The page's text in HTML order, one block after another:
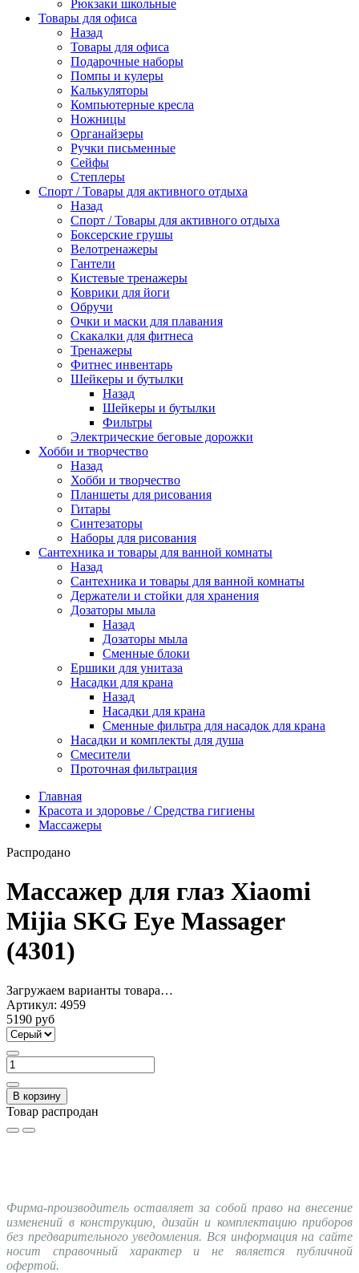
Рюкзаки школьные
Товары для офиса
Назад
Товары для офиса
Подарочные наборы
Помпы и кулеры
Калькуляторы
Компьютерные кресла
Ножницы
Органайзеры
Ручки письменные
Сейфы
Степлеры
Спорт / Товары для активного отдыха
Назад
Спорт / Товары для активного отдыха
Боксерские грушы
Велотренажеры
Гантели
Кистевые тренажеры
Коврики для йоги
Обручи
Очки и маски для плавания
Скакалки для фитнеса
Тренажеры
Фитнес инвентарь
Шейкеры и бутылки
Назад
Шейкеры и бутылки
Фильтры
Электрические беговые дорожки
Хобби и творчество
Назад
Хобби и творчество
Планшеты для рисования
Гитары
Синтезаторы
Наборы для рисования
Сантехника и товары для ванной комнаты
Назад
Сантехника и товары для ванной комнаты
Держатели и стойки для хранения
Дозаторы мыла
Назад
Дозаторы мыла
Сменные блоки
Ершики для унитаза
Насадки для крана
Назад
Насадки для крана
Сменные фильтра для насадок для крана
Насадки и комплекты для душа
Смесители
Проточная фильтрация
Главная
Красота и здоровье / Средства гигиены
Массажеры
Распродано
Массажер для глаз Xiaomi
Mijia SKG Eye Massager
(4301)
Загружаем варианты товара…
Артикул: 4959
5190 руб
В корзину
Товар распродан
Фирма-производитель оставляет за собой право на внесение
изменений в конструкцию, дизайн и комплектацию приборов
без предварительного уведомления. Вся информация на сайте
носит справочный характер и не является публичной
офертой.